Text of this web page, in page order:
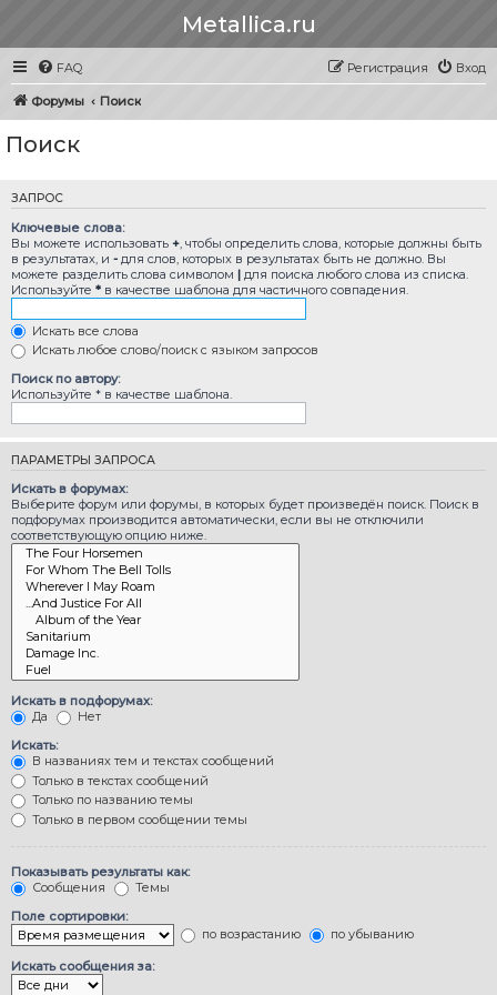
Metallica.ru
FAQ Вход
Регистрация
Форумы Поиск
Поиск
ЗАПРОС
Ключевые слова:
Вы можете использовать + , чтобы определить слова, которые должны быть
в результатах, и - для слов, которых в результатах быть не должно. Вы
можете разделить слова символом | для поиска любого слова из списка.
Используйте * в качестве шаблона для частичного совпадения.
Искать все слова
Искать любое слово/поиск с языком запросов
Поиск по автору:
Используйте * в качестве шаблона.
ПАРАМЕТРЫ ЗАПРОСА
Искать в форумах:
Выберите форум или форумы, в которых будет произведён поиск. Поиск в
подфорумах производится автоматически, если вы не отключили
соответствующую опцию ниже.
Искать в подфорумах:
Да
Нет
Искать:
В названиях тем и текстах сообщений
Только в текстах сообщений
Только по названию темы
Только в первом сообщении темы
Показывать результаты как:
Сообщения
Темы
Поле сортировки:
по возрастанию
по убыванию
Искать сообщения за: